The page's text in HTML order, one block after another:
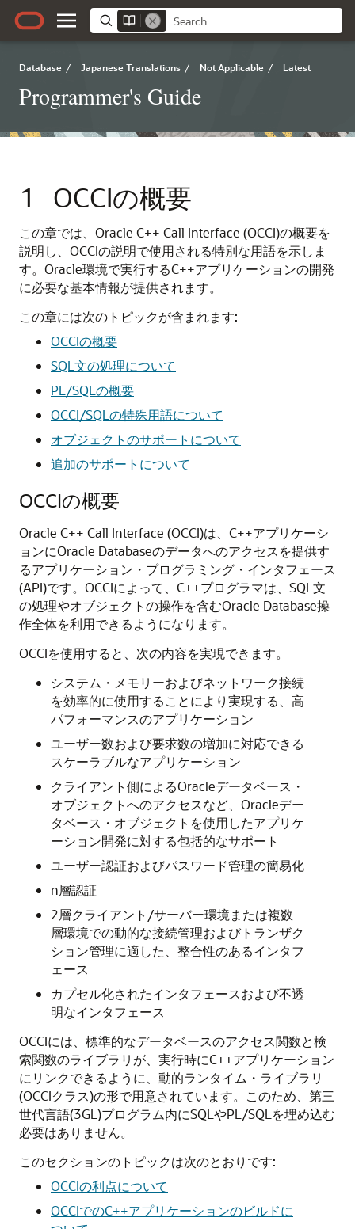
Database / Japanese Translations / Not Applicable / Latest
Programmer's Guide
1 OCCIの概要
この章では、Oracle C++ Call Interface (OCCI)の概要を
説明し、OCCIの説明で使用される特別な用語を示しま
す。Oracle環境で実行するC++アプリケーションの開発
に必要な基本情報が提供されます。
この章には次のトピックが含まれます:
OCCIの概要
SQL文の処理について
PL/SQLの概要
OCCI/SQLの特殊用語について
オブジェクトのサポートについて
追加のサポートについて
OCCIの概要
Oracle C++ Call Interface (OCCI)は、C++アプリケーシ
ョンにOracle Databaseのデータへのアクセスを提供す
るアプリケーション・プログラミング・インタフェース
(API)です。OCCIによって、C++プログラマは、SQL文
の処理やオブジェクトの操作を含むOracle Database操
作全体を利用できるようになります。
OCCIを使用すると、次の内容を実現できます。
システム・メモリーおよびネットワーク接続
を効率的に使用することにより実現する、高
パフォーマンスのアプリケーション
ユーザー数および要求数の増加に対応できる
スケーラブルなアプリケーション
クライアント側によるOracleデータベース・
オブジェクトへのアクセスなど、Oracleデー
タベース・オブジェクトを使用したアプリケ
ーション開発に対する包括的なサポート
ユーザー認証およびパスワード管理の簡易化
n層認証
2層クライアント/サーバー環境または複数
層環境での動的な接続管理およびトランザク
ション管理に適した、整合性のあるインタフ
ェース
カプセル化されたインタフェースおよび不透
明なインタフェース
OCCIには、標準的なデータベースのアクセス関数と検
索関数のライブラリが、実行時にC++アプリケーション
にリンクできるように、動的ランタイム・ライブラリ
(OCCIクラス)の形で用意されています。このため、第三
世代言語(3GL)プログラム内にSQLやPL/SQLを埋め込む
必要はありません。
このセクションのトピックは次のとおりです:
OCCIの利点について
OCCIでのC++アプリケーションのビルドに